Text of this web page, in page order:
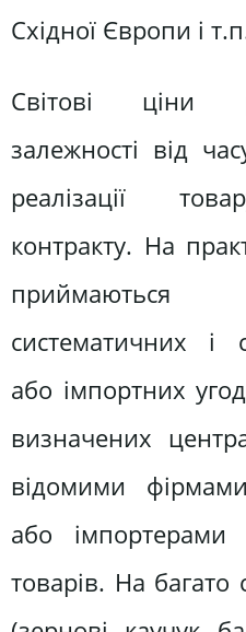
Східної Європи і
Світові ціни
залежності від
реалізації
контракту. На
приймаються
систематичних і
або імпортних
визначених
відомими
або імпортерами
товарів. На багато